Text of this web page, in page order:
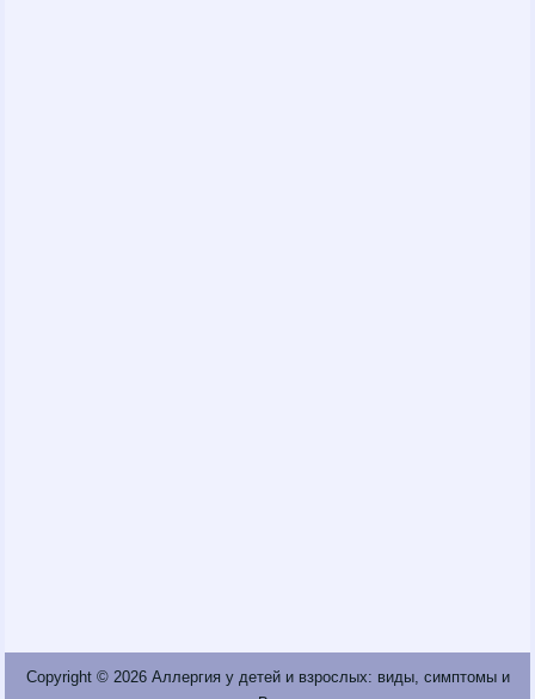
Copyright © 2026 Аллергия у детей и взрослых: виды, симптомы и